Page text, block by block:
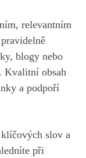
relevantním
blogy nebo
Kvalitní obsah
a podpoří
slov a
při